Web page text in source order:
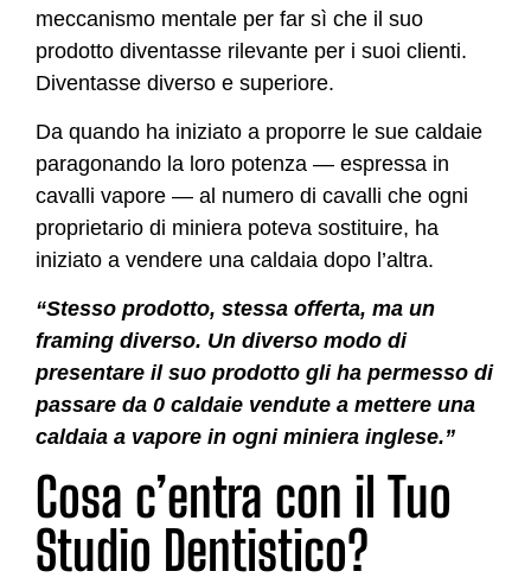
meccanismo mentale per far sì che il suo
prodotto diventasse rilevante per i suoi clienti.
Diventasse diverso e superiore.
Da quando ha iniziato a proporre le sue caldaie
paragonando la loro potenza — espressa in
cavalli vapore — al numero di cavalli che ogni
proprietario di miniera poteva sostituire, ha
iniziato a vendere una caldaia dopo l’altra.
“Stesso prodotto, stessa offerta, ma un
framing diverso. Un diverso modo di
presentare il suo prodotto gli ha permesso di
passare da 0 caldaie vendute a mettere una
caldaia a vapore in ogni miniera inglese.”
Cosa c’entra con il Tuo
Studio Dentistico?